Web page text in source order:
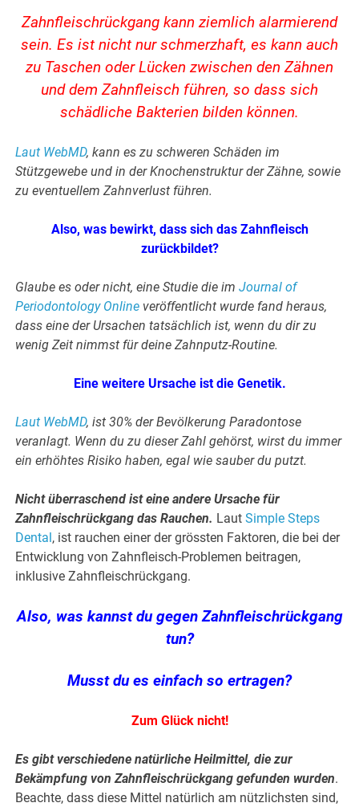
Zahnfleischrückgang kann ziemlich alarmierend
sein. Es ist nicht nur schmerzhaft, es kann auch
zu Taschen oder Lücken zwischen den Zähnen
und dem Zahnfleisch führen, so dass sich
schädliche Bakterien bilden können.
Laut WebMD, kann es zu schweren Schäden im
Stützgewebe und in der Knochenstruktur der Zähne, sowie
zu eventuellem Zahnverlust führen.
Also, was bewirkt, dass sich das Zahnfleisch
zurückbildet?
Glaube es oder nicht, eine Studie die imJournal of
Periodontology Online veröffentlicht wurde fand heraus,
dass eine der Ursachen tatsächlich ist, wenn du dir zu
wenig Zeit nimmst für deine Zahnputz-Routine.
Eine weitere Ursache ist die Genetik.
Laut WebMD, ist 30% der Bevölkerung Paradontose
veranlagt. Wenn du zu dieser Zahl gehörst, wirst du immer
ein erhöhtes Risiko haben, egal wie sauber du putzt.
Nicht überraschend ist eine andere Ursache für
Zahnfleischrückgang das Rauchen. LautSimple Steps
Dental, ist rauchen einer der grössten Faktoren, die bei der
Entwicklung von Zahnfleisch-Problemen beitragen,
inklusive Zahnfleischrückgang.
Also, was kannst du gegen Zahnfleischrückgang
tun?
Musst du es einfach so ertragen?
Zum Glück nicht!
Es gibt verschiedene natürliche Heilmittel, die zur
Bekämpfung von Zahnfleischrückgang gefunden wurden.
Beachte, dass diese Mittel natürlich am nützlichsten sind,